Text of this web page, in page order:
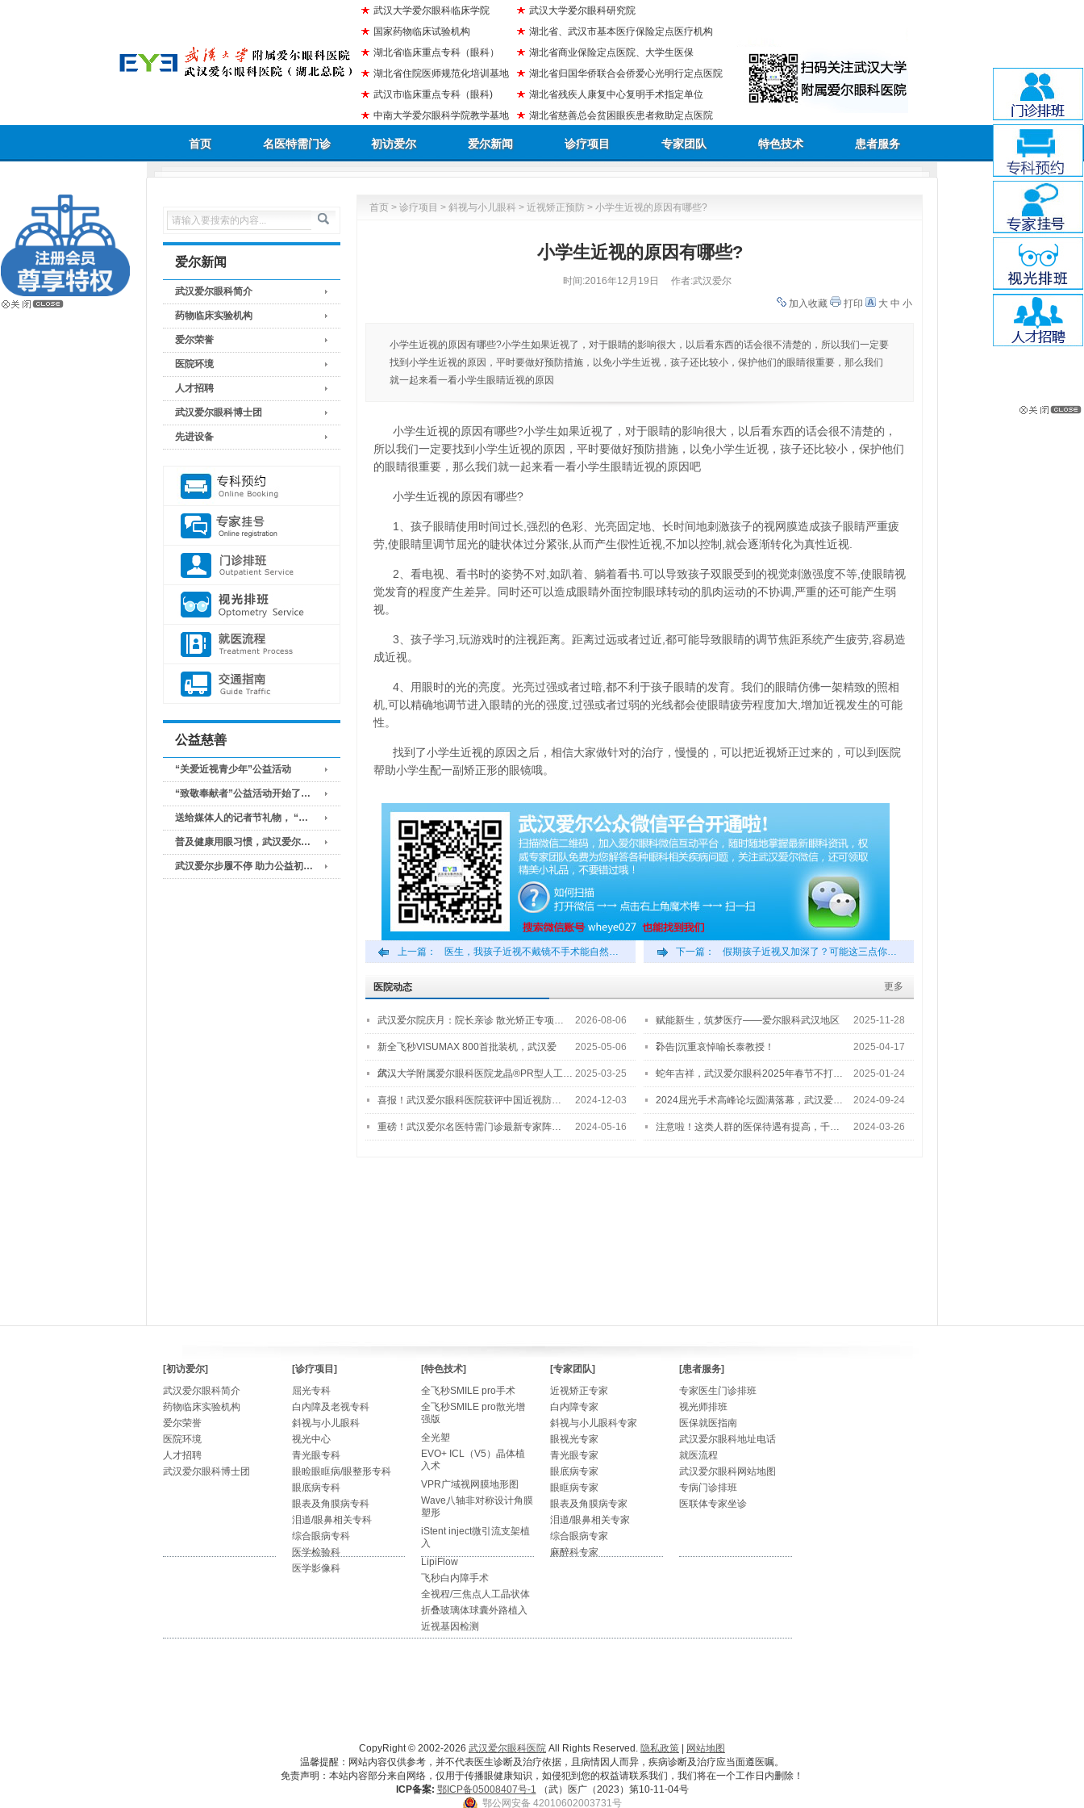
武汉大学爱尔眼科临床学院
国家药物临床试验机构
湖北省临床重点专科（眼科）
湖北省住院医师规范化培训基地
武汉市临床重点专科（眼科)
中南大学爱尔眼科学院教学基地
武汉大学爱尔眼科研究院
湖北省、武汉市基本医疗保险定点医疗机构
湖北省商业保险定点医院、大学生医保
湖北省归国华侨联合会侨爱心光明行定点医院
湖北省残疾人康复中心复明手术指定单位
湖北省慈善总会贫困眼疾患者救助定点医院
首页 名医特需门诊 初访爱尔 爱尔新闻 诊疗项目 专家团队 特色技术 患者服务
爱尔新闻
武汉爱尔眼科简介
药物临床实验机构
爱尔荣誉
医院环境
人才招聘
武汉爱尔眼科博士团
先进设备
公益慈善
“关爱近视青少年”公益活动
“致敬奉献者”公益活动开始了…
送给媒体人的记者节礼物， “…
普及健康用眼习惯，武汉爱尔…
武汉爱尔步履不停 助力公益初…
首页 > 诊疗项目 > 斜视与小儿眼科 > 近视矫正预防 > 小学生近视的原因有哪些?
小学生近视的原因有哪些?
时间:2016年12月19日
作者:武汉爱尔
加入收藏
打印 大 中 小
小学生近视的原因有哪些?小学生如果近视了，对于眼睛的影响很大，以后看东西的话会很不清楚的，所以我们一定要
找到小学生近视的原因，平时要做好预防措施，以免小学生近视，孩子还比较小，保护他们的眼睛很重要，那么我们
就一起来看一看小学生眼睛近视的原因
小学生近视的原因有哪些?小学生如果近视了，对于眼睛的影响很大，以后看东西的话会很不清楚的，
所以我们一定要找到小学生近视的原因，平时要做好预防措施，以免小学生近视，孩子还比较小，保护他们
的眼睛很重要，那么我们就一起来看一看小学生眼睛近视的原因吧
小学生近视的原因有哪些?
1、孩子眼睛使用时间过长,强烈的色彩、光亮固定地、长时间地刺激孩子的视网膜造成孩子眼睛严重疲
劳,使眼睛里调节屈光的睫状体过分紧张,从而产生假性近视,不加以控制,就会逐渐转化为真性近视.
2、看电视、看书时的姿势不对,如趴着、躺着看书.可以导致孩子双眼受到的视觉刺激强度不等,使眼睛视
觉发育的程度产生差异。同时还可以造成眼睛外面控制眼球转动的肌肉运动的不协调,严重的还可能产生弱
视。
3、孩子学习,玩游戏时的注视距离。距离过远或者过近,都可能导致眼睛的调节焦距系统产生疲劳,容易造
成近视。
4、用眼时的光的亮度。光亮过强或者过暗,都不利于孩子眼睛的发育。我们的眼睛仿佛一架精致的照相
机,可以精确地调节进入眼睛的光的强度,过强或者过弱的光线都会使眼睛疲劳程度加大,增加近视发生的可能
性。
找到了小学生近视的原因之后，相信大家做针对的治疗，慢慢的，可以把近视矫正过来的，可以到医院
帮助小学生配一副矫正形的眼镜哦。
上一篇： 医生，我孩子近视不戴镜不手术能自然… 下一篇： 假期孩子近视又加深了？可能这三点你…
更多
医院动态
武汉爱尔院庆月：院长亲诊 散光矫正专项… 2026-08-06 赋能新生，筑梦医疗——爱尔眼科武汉地区
2…
2025-11-28
新全飞秒VISUMAX 800首批装机，武汉爱
尔…
2025-05-06 讣告|沉重哀悼喻长泰教授！ 2025-04-17
武汉大学附属爱尔眼科医院龙晶®PR型人工… 2025-03-25 蛇年吉祥，武汉爱尔眼科2025年春节不打… 2025-01-24
喜报！武汉爱尔眼科医院获评中国近视防… 2024-12-03 2024屈光手术高峰论坛圆满落幕，武汉爱… 2024-09-24
重磅！武汉爱尔名医特需门诊最新专家阵… 2024-05-16 注意啦！这类人群的医保待遇有提高，千… 2024-03-26
[初访爱尔]
武汉爱尔眼科简介
药物临床实验机构
爱尔荣誉
医院环境
人才招聘
武汉爱尔眼科博士团
[诊疗项目]
屈光专科
白内障及老视专科
斜视与小儿眼科
视光中心
青光眼专科
眼睑眼眶病/眼整形专科
眼底病专科
眼表及角膜病专科
泪道/眼鼻相关专科
综合眼病专科
医学检验科
医学影像科
[特色技术]
全飞秒SMILE pro手术
全飞秒SMILE pro散光增
强版
全光塑
EVO+ ICL（V5）晶体植
入术
VPR广域视网膜地形图
Wave八轴非对称设计角膜
塑形
iStent inject微引流支架植
入
LipiFlow
飞秒白内障手术
全视程/三焦点人工晶状体
折叠玻璃体球囊外路植入
近视基因检测
[专家团队]
近视矫正专家
白内障专家
斜视与小儿眼科专家
眼视光专家
青光眼专家
眼底病专家
眼眶病专家
眼表及角膜病专家
泪道/眼鼻相关专家
综合眼病专家
麻醉科专家
[患者服务]
专家医生门诊排班
视光师排班
医保就医指南
武汉爱尔眼科地址电话
就医流程
武汉爱尔眼科网站地图
专病门诊排班
医联体专家坐诊
CopyRight © 2002-2026 武汉爱尔眼科医院 All Rights Reserved. 隐私政策
网站地图
温馨提醒：网站内容仅供参考，并不代表医生诊断及治疗依据，且病情因人而异，疾病诊断及治疗应当面遵医嘱。
免责声明：本站内容部分来自网络，仅用于传播眼健康知识，如侵犯到您的权益请联系我们，我们将在一个工作日内删除！
ICP备案: 鄂ICP备05008407号-1 （武）医广（2023）第10-11-04号
鄂公网安备 42010602003731号